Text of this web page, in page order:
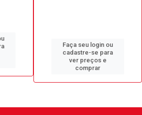
Faça seu login ou
cadastre-se para
ver preços e
comprar